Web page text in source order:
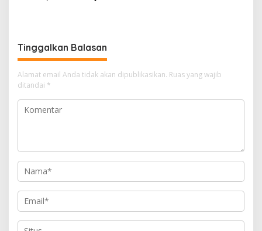
Tinggalkan Balasan
Alamat email Anda tidak akan dipublikasikan. Ruas yang wajib
ditandai *